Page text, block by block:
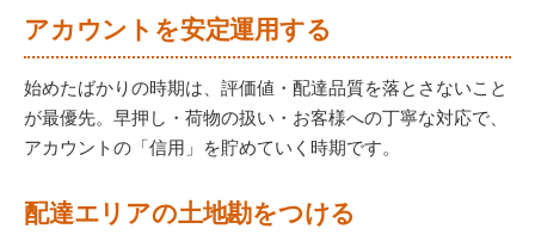
アカウントを安定運用する
始めたばかりの時期は、評価値・配達品質を落とさないこと
が最優先。早押し・荷物の扱い・お客様への丁寧な対応で、
アカウントの「信用」を貯めていく時期です。
配達エリアの土地勘をつける